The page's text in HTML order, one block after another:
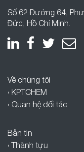
Số 62 Đường 64,
Đức, Hồ Chí Minh.
Về chúng tôi
› KPTCHEM
› Quan hệ đối tác
Bản tin
› Thành tựu